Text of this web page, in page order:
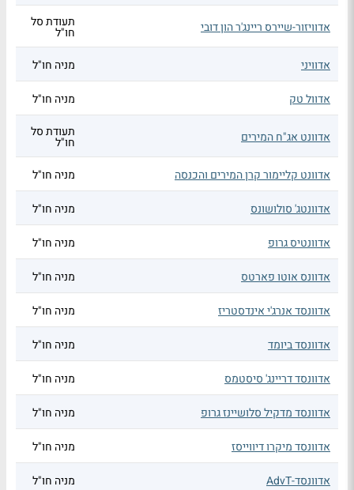
אדוויזור-שיירס ריינג'ר הון דובי תעודת סל
חו"ל
אדוויני
מניה חו"ל
אדוול טק מניה חו"ל
אדוונט אג"ח המירים תעודת סל
חו"ל
אדוונט קליימור קרן המירים והכנסה
מניה חו"ל
אדוונטג' סולושונס מניה חו"ל
אדוונטיס גרופ מניה חו"ל
אדוונס אוטו פארטס מניה חו"ל
אדוונסד אנרג'י אינדסטריז מניה חו"ל
אדוונסד ביומד מניה חו"ל
אדוונסד דריינג' סיסטמס מניה חו"ל
אדוונסד מדקיל סלושיינז גרופ מניה חו"ל
אדוונסד מיקרו דיווייסז מניה חו"ל
אדוונסד-AdvT מניה חו"ל